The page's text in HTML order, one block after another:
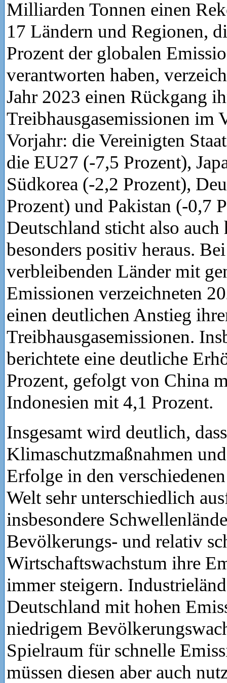
Milliarden Tonnen einen
17 Ländern und Regionen,
Prozent der globalen
verantworten haben,
Jahr 2023 einen Rückgang
Treibhausgasemissionen im
Vorjahr: die Vereinigten
die EU27 (-7,5 Prozent),
Südkorea (-2,2 Prozent),
Prozent) und Pakistan (-0,7
Deutschland sticht also
besonders positiv heraus.
verbleibenden Länder mit
Emissionen verzeichneten
einen deutlichen Anstieg
Treibhausgasemissionen.
berichtete eine deutliche
Prozent, gefolgt von China
Indonesien mit 4,1 Prozent.
Insgesamt wird deutlich,
Klimaschutzmaßnahmen
Erfolge in den
Welt sehr unterschiedlich
insbesondere
Bevölkerungs- und relativ
Wirtschaftswachstum ihre
immer steigern.
Deutschland mit hohen
niedrigem
Spielraum für schnelle
müssen diesen aber auch